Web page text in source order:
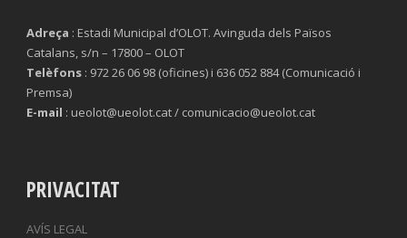
Adreça : Estadi Municipal d’OLOT. Avinguda dels Països
Catalans, s/n – 17800 – OLOT
Telèfons : 972 26 06 98 (oficines) i 636 052 884 (Comunicació i
Premsa)
E-mail : ueolot@ueolot.cat / comunicacio@ueolot.cat
PRIVACITAT
AVÍS LEGAL